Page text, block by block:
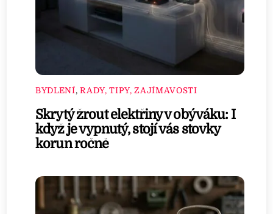
BYDLENÍ,RADY, TIPY, ZAJÍMAVOSTI
Skrytý žrout elektřiny v obýváku: I
když je vypnutý, stojí vás stovky
korun ročně